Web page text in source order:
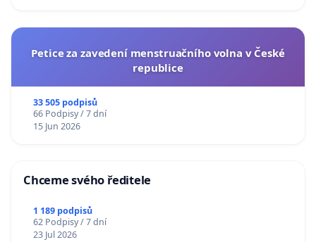
Petice za zavedení menstruačního volna v České
republice
33 505 podpisů
66 Podpisy / 7 dní
15 Jun 2026
Chceme svého ředitele
1 189 podpisů
62 Podpisy / 7 dní
23 Jul 2026